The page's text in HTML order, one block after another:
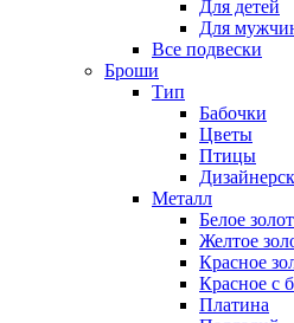
Для детей
Для
Все подвески
Броши
Тип
Бабочки
Цветы
Птицы
Металл
Белое
Желтое
Красное
Красное с
Платина